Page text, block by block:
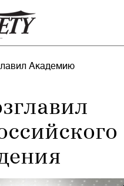
TV
INDUSTRY
ARCHIVE
Академию